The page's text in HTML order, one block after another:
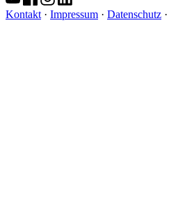
Kontakt · Impressum · Datenschutz ·